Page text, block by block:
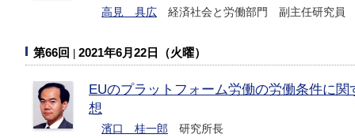
高見 具広 経済社会と労働部門 副主任研究員
第66回 2021年6月22日（火曜）
EUのプラットフォーム労働の労働条件に
想
濱口 桂一郎 研究所長